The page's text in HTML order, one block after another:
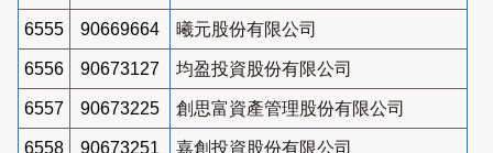
6555 90669664 曦元股份有限公司
6556 90673127 均盈投資股份有限公司
6557 90673225 創思富資產管理股份有限公司
6558 90673251 嘉創投資股份有限公司